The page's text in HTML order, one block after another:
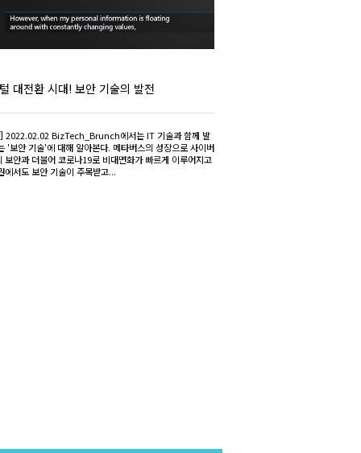
대전환 시대! 보안 기술의 발전
2022.02.02 BizTech_Brunch에서는 IT 기술과 함께 발
'보안 기술'에 대해 알아본다. 메타버스의 성장으로 사이버
보안과 더불어 코로나19로 비대면화가 빠르게 이루어지고
에서도 보안 기술이 주목받고...